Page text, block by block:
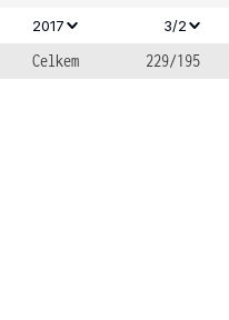
2017
3/2
Celkem
229/195